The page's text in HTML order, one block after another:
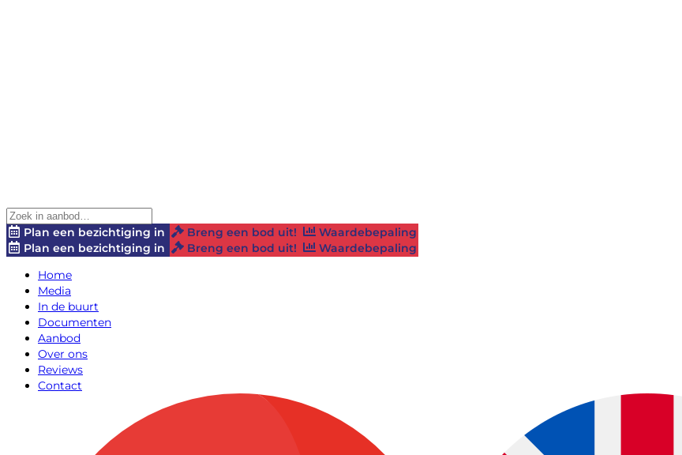
Plan een bezichtiging in Breng een bod uit!
Waardebepaling
Plan een bezichtiging in
Breng een bod uit!
Waardebepaling
Home
Media
In de buurt
Documenten
Aanbod
Over ons
Reviews
Contact